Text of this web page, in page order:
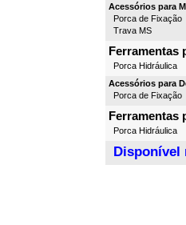
Acessórios para
Porca de Fixação
Trava MS
Ferramentas
Porca Hidráulica
Acessórios para
Porca de Fixação
Ferramentas
Porca Hidráulica
Disponível